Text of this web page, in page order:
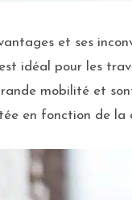
et ses
idéal pour les
mobilité et
en fonction de